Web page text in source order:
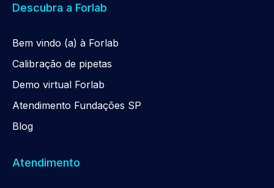
Descubra a Forlab
Bem vindo (a) à Forlab
Calibração de pipetas
Demo virtual Forlab
Atendimento Fundações SP
Blog
Atendimento